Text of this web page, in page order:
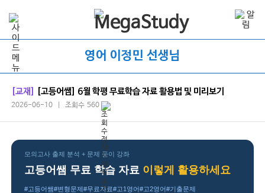
영어 이정민 선생님
[교재] [고등어쌤] 6월 학평 무료학습 자료 활용법 및 미리보기
2026-06-10 | 조회수 560
모의고사 출제 분석 + 문제 풀이 강좌
고등어쌤 무료 학습 자료 이렇게 활용하세요
#고등어쌤#변형문제#무료자료#고1영어#고2영어#기출문제